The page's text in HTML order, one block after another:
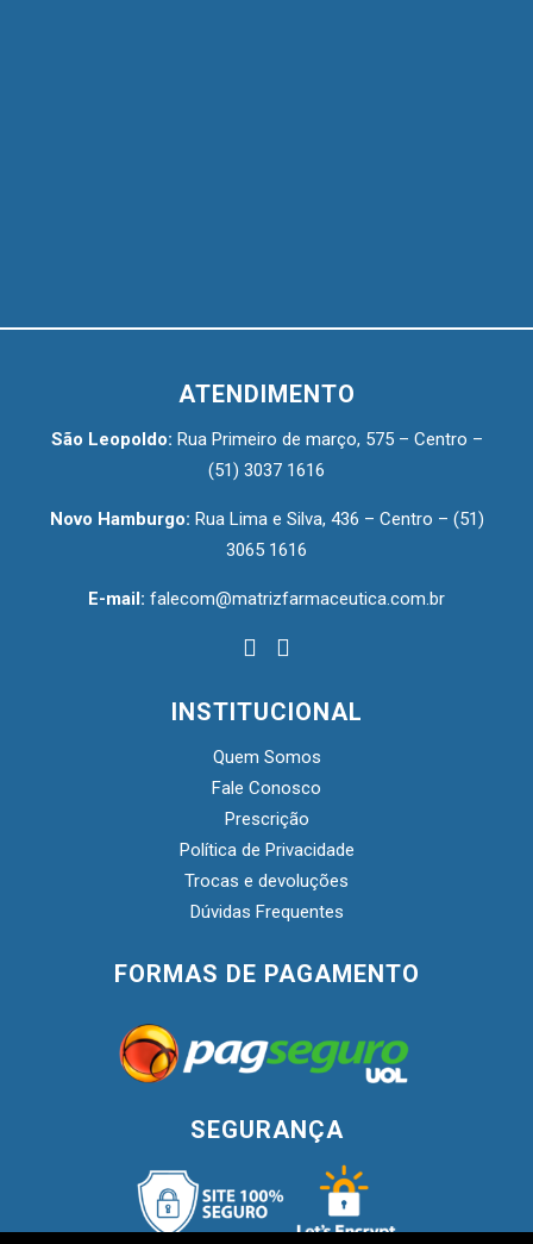
ATENDIMENTO
São Leopoldo: Rua Primeiro de março, 575 – Centro –
(51) 3037 1616
Novo Hamburgo: Rua Lima e Silva, 436 – Centro – (51)
3065 1616
E-mail: falecom@matrizfarmaceutica.com.br
INSTITUCIONAL
Quem Somos
Fale Conosco
Prescrição
Política de Privacidade
Trocas e devoluções
Dúvidas Frequentes
FORMAS DE PAGAMENTO
SEGURANÇA